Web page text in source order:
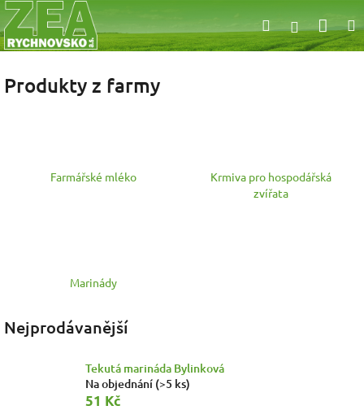
Přejít
na
obsah
HledatPřihlášení
Produkty z farmy
Farmářské mléko
Krmiva pro hospodářská
zvířata
Marinády
Nejprodávanější
Tekutá marináda Bylinková
Na objednání (>5 ks)
51 Kč